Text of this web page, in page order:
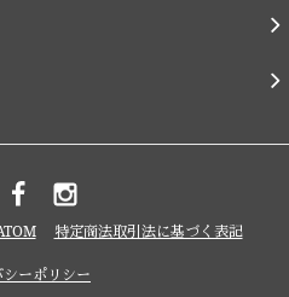
特定商法取引法に基づく表記
ーポリシー